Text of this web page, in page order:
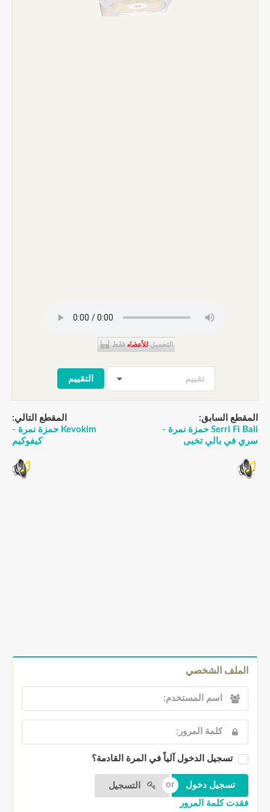
تقييم
المقطع السابق:
Serri Fi Bali حمزة نمرة -
سري في بالي تخبى
المقطع التالي:
Kevokim حمزة نمرة -
كيفوكيم
الملف الشخصي
تسجيل الدخول آلياً في المرة القادمة؟
التسجيل
فقدت كلمة المرور